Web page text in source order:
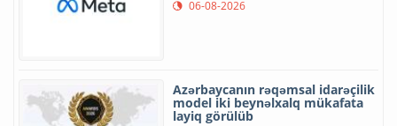
06-08-2026
Azərbaycanın rəqəmsal idarəçilik
model iki beynəlxalq mükafata
layiq görülüb